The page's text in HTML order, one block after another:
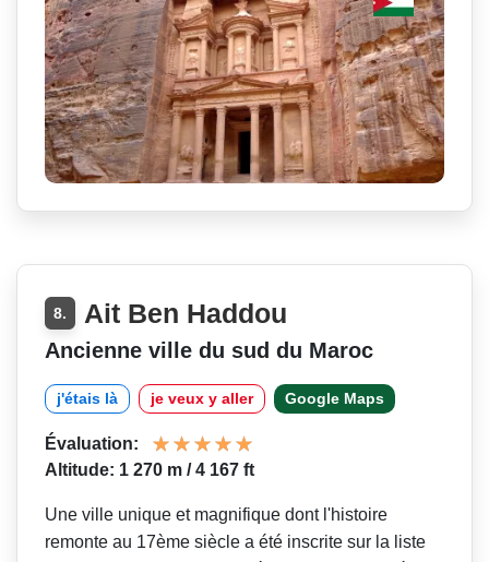
8. Ait Ben Haddou
Ancienne ville du sud du Maroc
j'étais là je veux y aller Google Maps
Évaluation:
Altitude: 1 270 m / 4 167 ft
Une ville unique et magnifique dont l'histoire
remonte au 17ème siècle a été inscrite sur la liste